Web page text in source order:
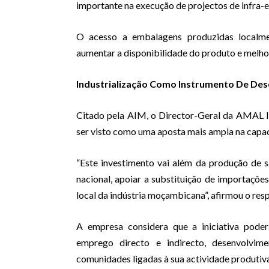
importante na execução de projectos de
O acesso a embalagens produzidas
aumentar a disponibilidade do produto e
Industrialização Como Instrumento De
Citado pela AIM, o Director-Geral da AMAL
ser visto como uma aposta mais ampla na
“Este investimento vai além da produção de
nacional, apoiar a substituição de
local da indústria moçambicana”, afirmou o
A empresa considera que a iniciativa
emprego directo e indirecto,
comunidades ligadas à sua actividade